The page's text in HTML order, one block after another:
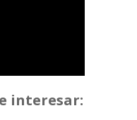
interesar: